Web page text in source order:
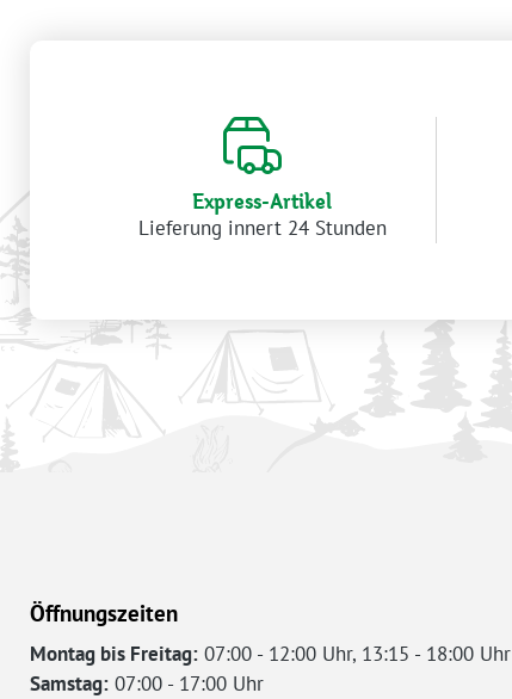
Express-Artikel
Lieferung innert 24 Stunden
Öffnungszeiten
Montag bis Freitag: 07:00 - 12:00 Uhr, 13:15 - 18:00 Uhr
Samstag: 07:00 - 17:00 Uhr